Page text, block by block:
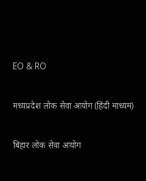
EO & RO
मध्यप्रदेश लोक सेवा आयोग (हिंदी माध्यम)
बिहार लोक सेवा आयोग